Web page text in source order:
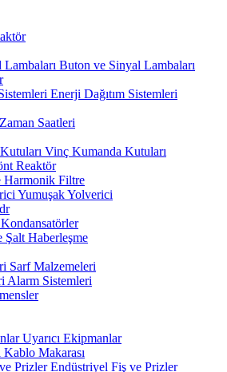
Buton ve Sinyal Lambaları
Enerji Dağıtım Sistemleri
Zaman Saatleri
Vinç Kumanda Kutuları
Reaktör
Harmonik Filtre
Yumuşak Yolverici
Kondansatörler
Şalt Haberleşme
Sarf Malzemeleri
Alarm Sistemleri
Uyarıcı Ekipmanlar
Kablo Makarası
Endüstriyel Fiş ve Prizler